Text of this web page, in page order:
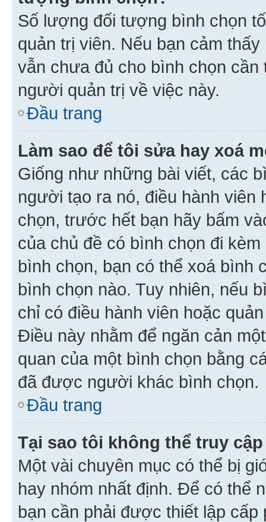
Số lượng đối tượng bình chọn
quản trị viên. Nếu bạn cảm
vẫn chưa đủ cho bình chọn
người quản trị về việc này.
Đầu trang
Làm sao để tôi sửa hay xoá
Giống như những bài viết, các
người tạo ra nó, điều hành
chọn, trước hết bạn hãy bấm
của chủ đề có bình chọn đi
bình chọn, bạn có thể xoá bình
bình chọn nào. Tuy nhiên, nếu
chỉ có điều hành viên hoặc
Điều này nhằm để ngăn cản
quan của một bình chọn bằng
đã được người khác bình chọn.
Đầu trang
Tại sao tôi không thể truy
Một vài chuyên mục có thể bị
hay nhóm nhất định. Để có thể
bạn cần phải được thiết lập